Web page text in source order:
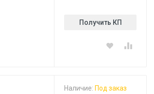
Получить КП
Наличие: Под заказ